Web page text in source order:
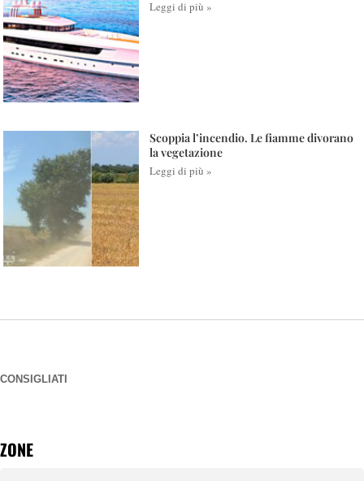
Leggi di più »
Scoppia l’incendio. Le fiamme divorano
la vegetazione
Leggi di più »
CONSIGLIATI
ZONE